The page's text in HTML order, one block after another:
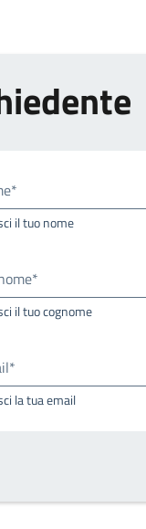
il tuo nome
il tuo cognome
la tua email